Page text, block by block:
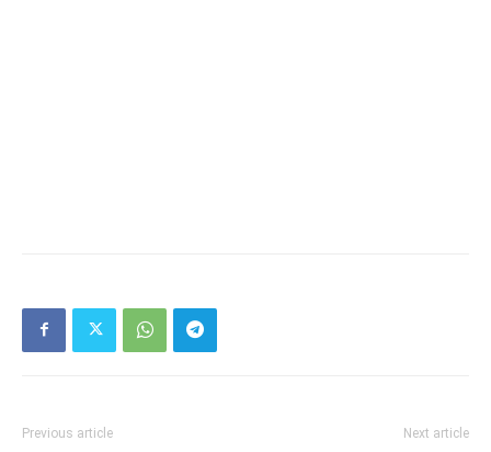
Previous article Next article